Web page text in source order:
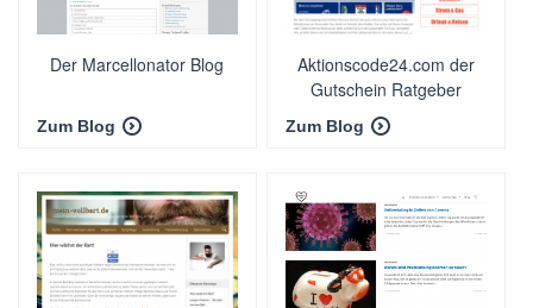
Der Marcellonator Blog
Zum Blog
Aktionscode24.com der
Gutschein Ratgeber
Zum Blog